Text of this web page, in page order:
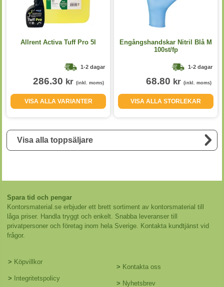
Allrent Activa Tuff Pro 5l
1-2 dagar
286.30 kr (inkl. moms)
VISA ALLA VARIANTER
Engångshandskar Nitril Blå M
100st/fp
1-2 dagar
68.80 kr (inkl. moms)
VISA ALLA STORLEKAR
Visa alla toppsäljare
Spara tid och pengar
Kontorsmaterial.se erbjuder ett brett sortiment av kontorsmaterial till
låga priser. Handla tryggt och enkelt. Snabba leveranser till
privatpersoner och företag inom hela Sverige. Kontakta kundtjänst vid
frågor.
> Köpvillkor
> Integritetspolicy
> Kontakta oss
> Nyhetsbrev